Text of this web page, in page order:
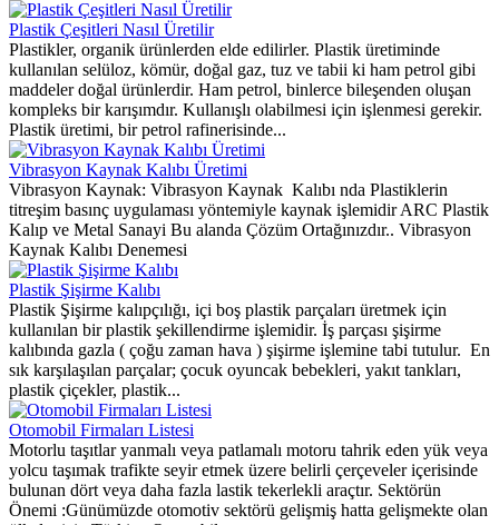
Plastik Çeşitleri Nasıl Üretilir
Plastikler, organik ürünlerden elde edilirler. Plastik üretiminde
kullanılan selüloz, kömür, doğal gaz, tuz ve tabii ki ham petrol gibi
maddeler doğal ürünlerdir. Ham petrol, binlerce bileşenden oluşan
kompleks bir karışımdır. Kullanışlı olabilmesi için işlenmesi gerekir.
Plastik üretimi, bir petrol rafinerisinde...
Vibrasyon Kaynak Kalıbı Üretimi
Vibrasyon Kaynak: Vibrasyon Kaynak Kalıbı nda Plastiklerin
titreşim basınç uygulaması yöntemiyle kaynak işlemidir ARC Plastik
Kalıp ve Metal Sanayi Bu alanda Çözüm Ortağınızdır.. Vibrasyon
Kaynak Kalıbı Denemesi
Plastik Şişirme Kalıbı
Plastik Şişirme kalıpçılığı, içi boş plastik parçaları üretmek için
kullanılan bir plastik şekillendirme işlemidir. İş parçası şişirme
kalıbında gazla ( çoğu zaman hava ) şişirme işlemine tabi tutulur. En
sık karşılaşılan parçalar; çocuk oyuncak bebekleri, yakıt tankları,
plastik çiçekler, plastik...
Otomobil Firmaları Listesi
Motorlu taşıtlar yanmalı veya patlamalı motoru tahrik eden yük veya
yolcu taşımak trafikte seyir etmek üzere belirli çerçeveler içerisinde
bulunan dört veya daha fazla lastik tekerlekli araçtır. Sektörün
Önemi :Günümüzde otomotiv sektörü gelişmiş hatta gelişmekte olan